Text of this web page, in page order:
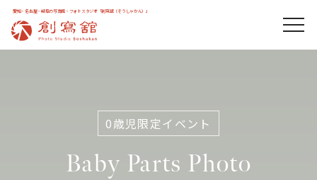
愛知・名古屋・岐阜の写真館・フォトスタジオ「創寫舘（そうしゃかん）」
0歳児限定イベント
Baby Parts Photo